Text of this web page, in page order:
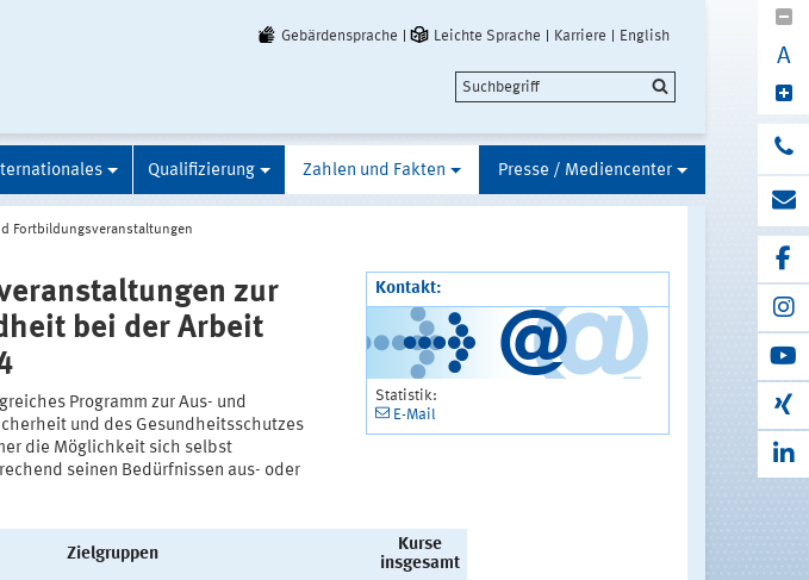
Gebärdensprache Leichte Sprache Karriere English
A
Qualifizierung Zahlen und Fakten Presse / Mediencenter
Fortbildungsveranstaltungen
zur
bei der Arbeit
Programm zur Aus- und
und des Gesundheitsschutzes
die Möglichkeit sich selbst
seinen Bedürfnissen aus- oder
Zielgruppen
Kurse
insgesamt
Kontakt:
Statistik:
E-Mail